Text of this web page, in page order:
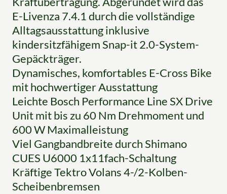
E-Livenza 7.4.1 durch die vollständige
Alltagsausstattung inklusive
kindersitzfähigem Snap-it 2.0-System-
Gepäckträger.
Dynamisches, komfortables E-Cross Bike
mit hochwertiger Ausstattung
Leichte Bosch Performance Line SX Drive
Unit mit bis zu 60 Nm Drehmoment und
600 W Maximalleistung
Viel Gangbandbreite durch Shimano
CUES U6000 1x11fach-Schaltung
Kräftige Tektro Volans 4-/2-Kolben-
Scheibenbremsen